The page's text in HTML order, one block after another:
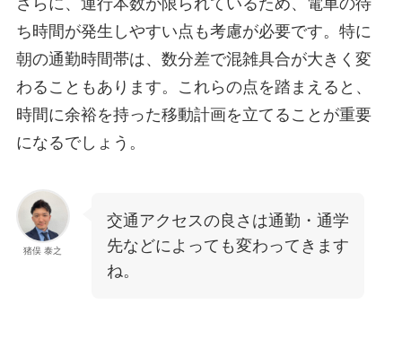
さらに、運行本数が限られているため、電車の待
ち時間が発生しやすい点も考慮が必要です。特に
朝の通勤時間帯は、数分差で混雑具合が大きく変
わることもあります。これらの点を踏まえると、
時間に余裕を持った移動計画を立てることが重要
になるでしょう。
猪俣 泰之
交通アクセスの良さは通勤・通学
先などによっても変わってきます
ね。